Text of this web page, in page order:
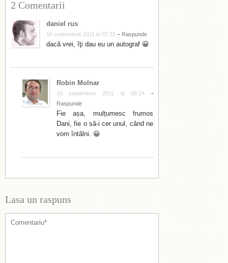
2 Comentarii
daniel rus
16 septembrie 2011 la 07:31 - Raspunde
dacă vrei, îţi dau eu un autograf 😀
Robin Molnar
16 septembrie 2011 la 08:24-
Raspunde
Fie așa, mulțumesc frumos
Dani, fie o să-i cer unul, când ne
vom întâlni. 😀
Lasa un raspuns